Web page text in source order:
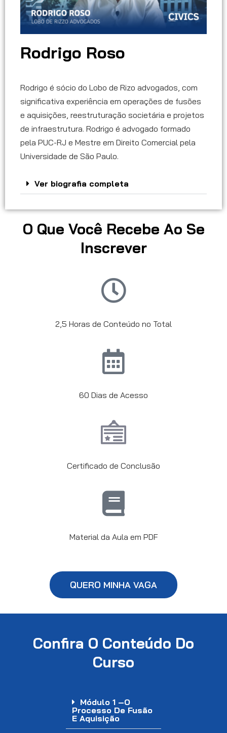
Rodrigo Roso
Rodrigo é sócio do Lobo de Rizo advogados, com
significativa experiência em operações de fusões
e aquisições, reestruturação societária e projetos
de infraestrutura. Rodrigo é advogado formado
pela PUC-RJ e Mestre em Direito Comercial pela
Universidade de São Paulo.
Ver biografia completa
O Que Você Recebe Ao Se
Inscrever
2,5 Horas de Conteúdo no Total
60 Dias de Acesso
Certificado de Conclusão
Material da Aula em PDF
QUERO MINHA VAGA
Confira O Conteúdo Do
Curso
Módulo 1 –O
Processo De Fusão
E Aquisição